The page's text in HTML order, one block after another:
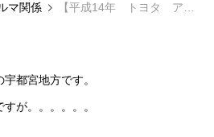
マ関係 【平成14年 トヨタ アルファードＧ ＭＳ 7人乗り】入庫です！！ ～国産最上級の室内空間を創造したアルファード～
都宮地方です。
が。。。。。。